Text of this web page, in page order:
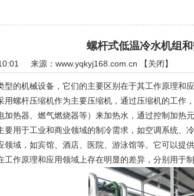
螺杆式低温冷水机组
来源： www.yqkyj168.com.cn 【关闭】
机械设备，它们的主要区别在于其工作原理和应
杆压缩机作为主要压缩机，通过压缩机的工作
器、燃气燃烧器等）来加热水，通过控制加热元
于工业和商业领域的制冷需求，如空调系统、
，如宾馆、酒店、医院、游泳馆等。它可以提供
原理和应用领域上存在明显的差异，分别用于制